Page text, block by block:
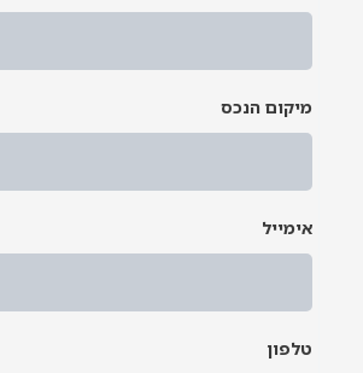
מיקום הנכס
אימייל
טלפון